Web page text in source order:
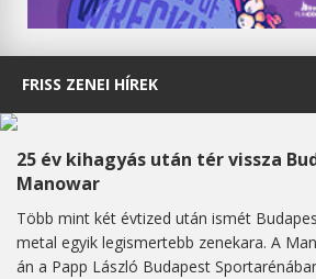
FRISS ZENEI HÍREK
25 év kihagyás után tér vissza
Manowar
Több mint két évtized után ismét
metal egyik legismertebb zenekara. A
án a Papp László Budapest